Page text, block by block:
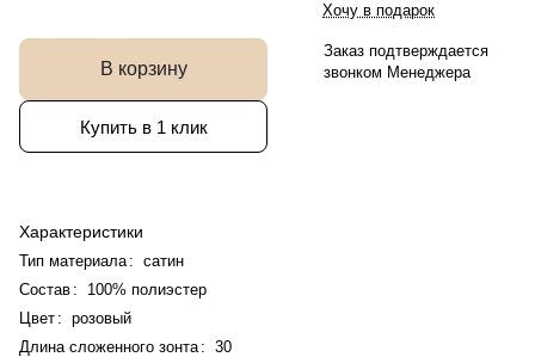
В корзину
Купить в 1 клик
Характеристики
Тип материала : сатин
Состав :
100% полиэстер
Цвет : розовый
Длина сложенного зонта : 30
Хочу в подарок
Заказ подтверждается
звонком Менеджера